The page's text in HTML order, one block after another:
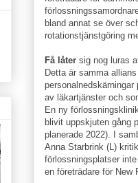
bland annat se över
rotationstjänstgöring
Få låter sig nog luras
Detta är samma
av läkartjänster och
En ny
blivit uppskjuten gång
planerade 2022). I
Anna Starbrink (L)
förlossningsplatser
en företrädare för New